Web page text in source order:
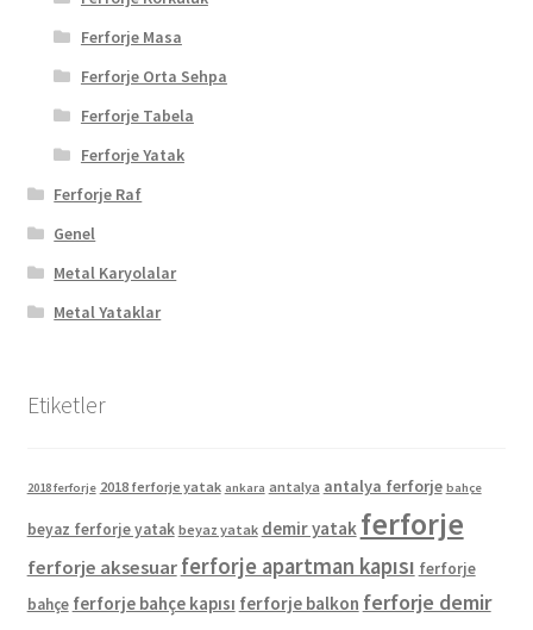
Ferforje Masa
Ferforje Orta Sehpa
Ferforje Tabela
Ferforje Yatak
Ferforje Raf
Genel
Metal Karyolalar
Metal Yataklar
Etiketler
2018 ferforje 2018 ferforje yatak ankara antalya antalya ferforje bahçe
beyaz ferforje yatak beyaz yatak demir yatak ferforje
ferforje aksesuar ferforje apartman kapısı ferforje
bahçe ferforje bahçe kapısı ferforje balkon ferforje demir